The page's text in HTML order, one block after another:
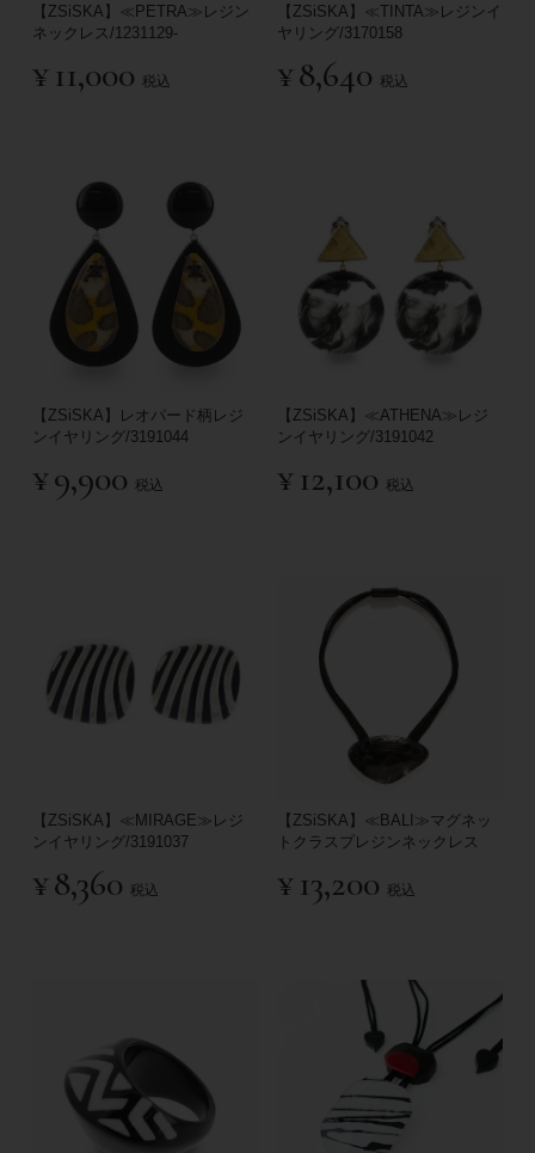
【ZSiSKA】≪PETRA≫レジン
ネックレス/1231129-
¥ 11,000 税込
【ZSiSKA】≪TINTA≫レジンイ
ヤリング/3170158
¥8,640 税込
【ZSiSKA】レオパード柄レジ
ンイヤリング/3191044
¥9,900 税込
【ZSiSKA】≪ATHENA≫レジ
ンイヤリング/3191042
¥ 12,100 税込
【ZSiSKA】≪MIRAGE≫レジ
ンイヤリング/3191037
¥8,360 税込
【ZSiSKA】≪BALI≫マグネッ
トクラスプレジンネックレス
¥ 13,200 税込